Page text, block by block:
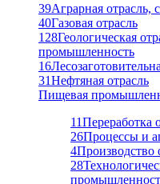
39Аграрная отрасль,
40Газовая отрасль
128Геологическая
промышленность
16
31Нефтяная отрасль
Пищевая
11Переработка
26Процессы и
4Производство
28